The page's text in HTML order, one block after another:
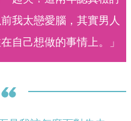
我太戀愛腦，其實男人
自己想做的事情上。」